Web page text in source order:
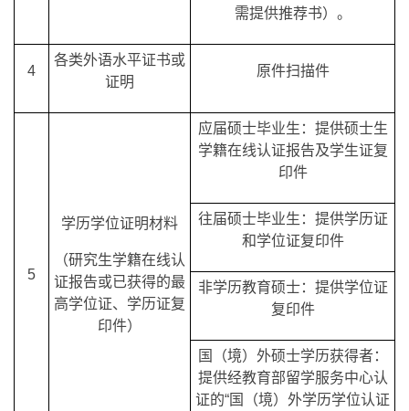
需提供推荐书）。
4
各类外语水平证书或
证明
原件扫描件
5
学历学位证明材料
（研究生学籍在线认
证报告或已获得的最
高学位证、学历证复
印件）
应届硕士毕业生：提供硕士生
学籍在线认证报告及学生证复
印件
往届硕士毕业生：提供学历证
和学位证复印件
非学历教育硕士：提供学位证
复印件
国（境）外硕士学历获得者：
提供经教育部留学服务中心认
证的“国（境）外学历学位认证